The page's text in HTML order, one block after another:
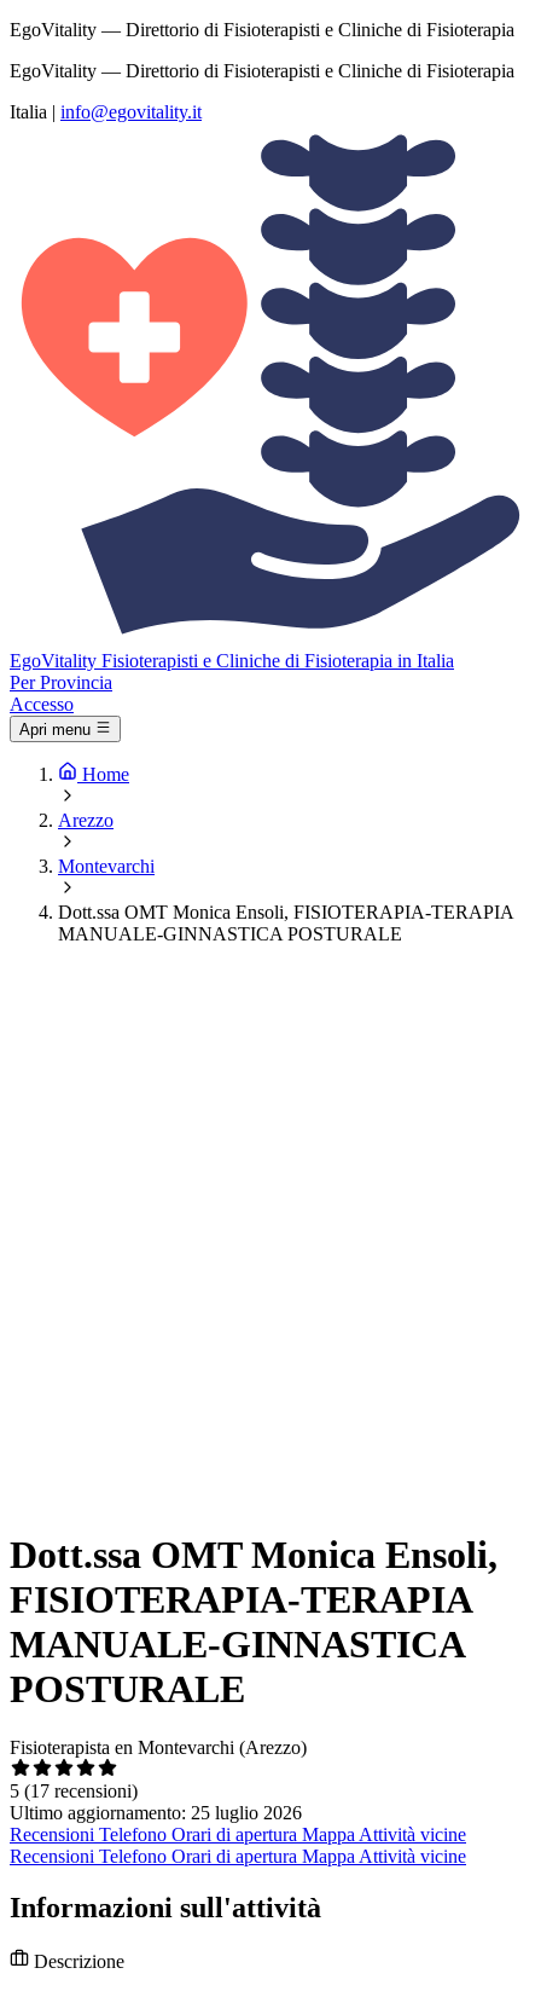
EgoVitality — Direttorio di Fisioterapisti e Cliniche di Fisioterapia
EgoVitality — Direttorio di Fisioterapisti e Cliniche di Fisioterapia
Italia | info@egovitality.it
EgoVitality Fisioterapisti e Cliniche di Fisioterapia in Italia
Per Provincia
Accesso
Apri menu
Home
Arezzo
Montevarchi
Dott.ssa OMT Monica Ensoli, FISIOTERAPIA-TERAPIA
MANUALE-GINNASTICA POSTURALE
Dott.ssa OMT Monica Ensoli,
FISIOTERAPIA-TERAPIA
MANUALE-GINNASTICA
POSTURALE
Fisioterapista en Montevarchi (Arezzo)
5 (17 recensioni)
Ultimo aggiornamento: 25 luglio 2026
Recensioni Telefono Orari di apertura Mappa Attività vicine
Recensioni Telefono Orari di apertura Mappa Attività vicine
Informazioni sull'attività
Descrizione